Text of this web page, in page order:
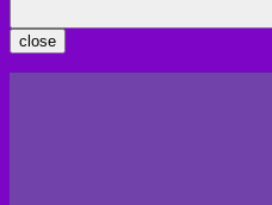
close